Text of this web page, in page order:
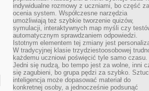
indywidualne rozmowy z uczniami, bo część
ocenia system. Współczesne narzędzia
umożliwiają też szybkie tworzenie quizów,
symulacji, interaktywnych map myśli czy
automatycznym sprawdzaniem odpowiedzi.
Istotnym elementem tej zmiany jest
W tradycyjnej klasie trzydziestoosobowej
każdemu uczniowi poświęcić tyle samo czasu.
Jedni się nudzą, bo tempo jest za wolne, inni
się zagubieni, bo grupa pędzi za szybko.
inteligencja może dopasować materiał do
konkretnej osoby, a jednocześnie podsunąć